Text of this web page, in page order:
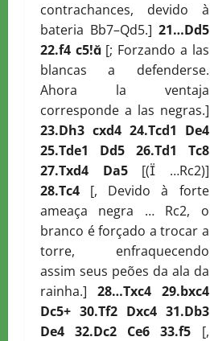
contrachances, devido à
bateria Bb7–Qd5.] 21…Dd5
22.f4 c5![; Forzando a las
blancas a defenderse.
Ahora la ventaja
corresponde a las negras.]
23.Dh3 cxd4 24.Tcd1 De4
25.Tde1 Dd5 26.Td1 Tc8
27.Txd4 Da5 [( …Rc2)]
28.Tc4 [, Devido à forte
ameaça negra … Rc2, o
branco é forçado a trocar a
torre, enfraquecendo
assim seus peões da ala da
rainha.] 28…Txc4 29.bxc4
Dc5+ 30.Tf2 Dxc4 31.Db3
De4 32.Dc2 Ce6 33.f5 [,